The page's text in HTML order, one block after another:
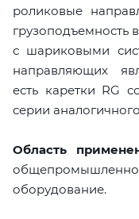
роликовые
грузоподъемность
с шариковыми
направляющих
есть каретки RG
серии
Область
оборудование.